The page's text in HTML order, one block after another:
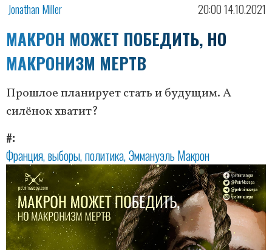
Jonathan Miller 20:00 14.10.2021
МАКРОН МОЖЕТ ПОБЕДИТЬ, НО
МАКРОНИЗМ МЕРТВ
Прошлое планирует стать и будущим. А
силёнок хватит?
#
Франция выборы политика Эммануэль Макрон